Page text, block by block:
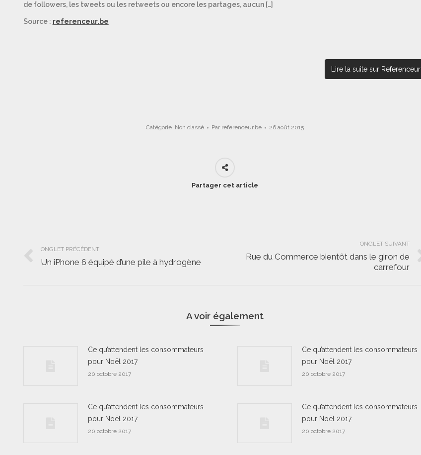
de followers, les tweets ou les retweets ou encore les partages, aucun […]
Source : referenceur.be
Lire la suite sur Referenceur
Catégorie Non classé Par referenceur.be 26 août 2015
Partager cet article
deONGLET PRÉCÉDENT
Onglet
Un iPhone 6 équipé d’une pile à hydrogène
ONGLET SUIVANT
Onglet
Rue du Commerce bientôt dans le giron de
carrefour
A voir également
Ce qu’attendent les consommateurs
pour Noël 2017
20 octobre 2017
Ce qu’attendent les consommateurs
pour Noël 2017
20 octobre 2017
Ce qu’attendent les consommateurs
pour Noël 2017
20 octobre 2017
Ce qu’attendent les consommateurs
pour Noël 2017
20 octobre 2017